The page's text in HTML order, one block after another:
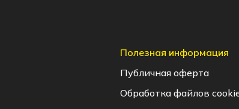
Полезная информация
Публичная оферта
Обработка файлов